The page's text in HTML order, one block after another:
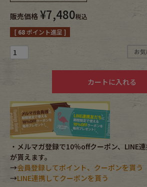
Tops
Outer
小物・アクセサリーから
Eye Wear
Bag Stall
Accessory Shoes
販売価格 ¥7,480税込
[ 68ポイント進呈 ]
お
カートに入れる
・メルマガ登録で10％offクーポン、LINE
が貰えます。
→会員登録してポイント、クーポンを貰う
→LINE連携してクーポンを貰う